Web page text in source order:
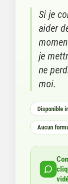
Si je
aider
je
ne
moi.
Disponible
Aucun